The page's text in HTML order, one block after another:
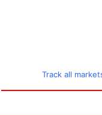
Track all